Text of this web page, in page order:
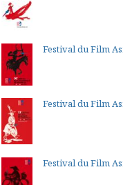
Festival du Film
Festival du Film
Festival du Film